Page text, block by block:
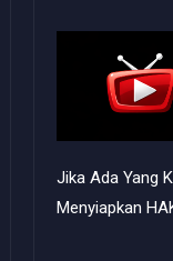
Jika Ada Yang
Menyiapkan